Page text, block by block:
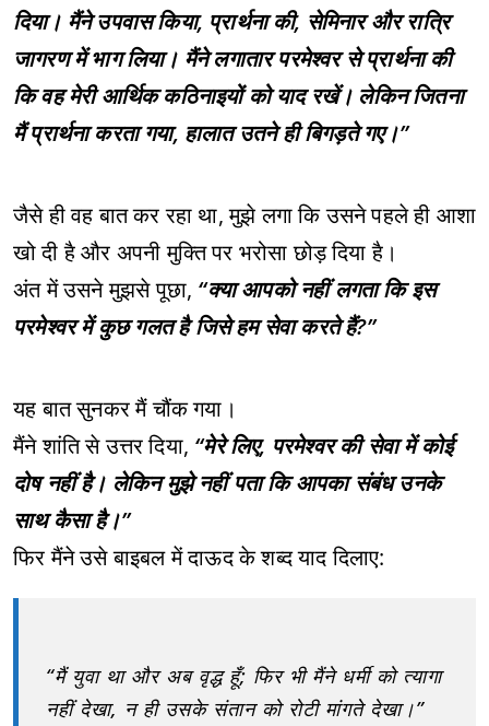
दिया। मैंने उपवास किया, प्रार्थना की, सेमिनार और रात्रि
जागरण में भाग लिया। मैंने लगातार परमेश्वर से प्रार्थना की
कि वह मेरी आर्थिक कठिनाइयों को याद रखें। लेकिन जितना
मैं प्रार्थना करता गया, हालात उतने ही बिगड़ते गए।”
जैसे ही वह बात कर रहा था, मुझे लगा कि उसने पहले ही आशा
खो दी है और अपनी मुक्ति पर भरोसा छोड़ दिया है।
अंत में उसने मुझसे पूछा, “क्या आपको नहीं लगता कि इस
परमेश्वर में कुछ गलत है जिसे हम सेवा करते हैं?”
यह बात सुनकर मैं चौंक गया।
मैंने शांति से उत्तर दिया, “मेरे लिए, परमेश्वर की सेवा में कोई
दोष नहीं है। लेकिन मुझे नहीं पता कि आपका संबंध उनके
साथ कैसा है।”
फिर मैंने उसे बाइबल में दाऊद के शब्द याद दिलाए:
“मैं युवा था और अब वृद्ध हूँ; फिर भी मैंने धर्मी को त्यागा
नहीं देखा, न ही उसके संतान को रोटी मांगते देखा।”